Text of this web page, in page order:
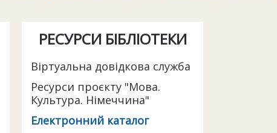
РЕСУРСИ БІБЛІОТЕКИ
Віртуальна довідкова служба
Ресурси проєкту "Мова.
Культура. Німеччина"
Електронний каталог